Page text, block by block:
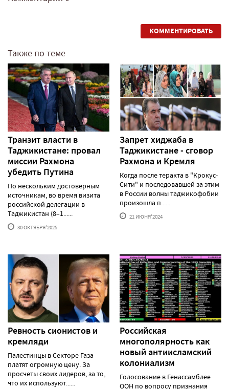
КОММЕНТИРОВАТЬ
Также по теме
Транзит власти в
Таджикистане: провал
миссии Рахмона
убедить Путина
По нескольким достоверным
источникам, во время визита
российской делегации в
Таджикистан (8–1......
30 ОКТЯБРЯ'2025
Запрет хиджаба в
Таджикистане - сговор
Рахмона и Кремля
Когда после теракта в "Крокус-
Сити" и последовавшей за этим
в России волны таджикофобии
произошла п......
21 ИЮНЯ'2024
Ревность сионистов и
кремляди
Палестинцы в Секторе Газа
платят огромную цену. За
просчеты своих лидеров, за то,
что их используют......
Российская
многополярность как
новый антиисламский
колониализм
Голосование в Генассамблее
ООН по вопросу признания